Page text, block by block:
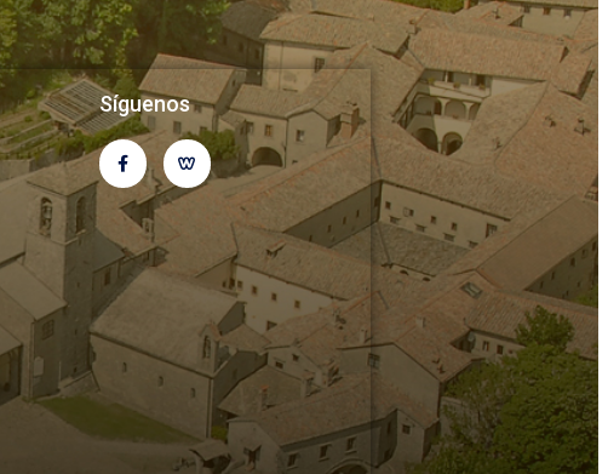
Síguenos